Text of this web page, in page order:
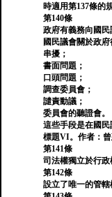
時適用第137條的
第140條
政府有義務向國民
國民議會關於政
串擾；
書面問題；
口頭問題；
調查委員會；
譴責動議；
委員會的聽證會。
這些手段是在國民
標題VI。作者：
第141條
司法權獨立於行政
第142條
設立了唯一的管轄